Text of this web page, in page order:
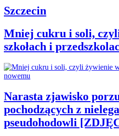
Szczecin
Mniej cukru i soli,
szkołach i
Narasta zjawisko
pochodzących z
pseudohodowli